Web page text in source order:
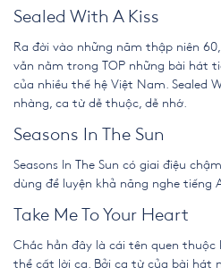
Sealed With A Kiss
Ra đời vào những năm thập niên
vẫn nằm trong TOP những bài hát
của nhiều thế hệ Việt Nam. Sealed
nhàng, ca từ dễ thuộc, dễ nhớ.
Seasons In The Sun
Seasons In The Sun có giai điệu
dùng để luyện khả năng nghe tiếng
Take Me To Your Heart
Chắc hẳn đây là cái tên quen thuộc
thể cất lời ca. Bởi ca từ của bài hát